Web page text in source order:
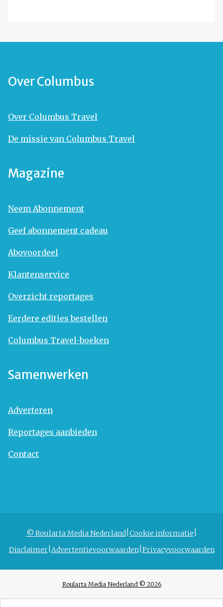
Over Columbus
Over Columbus Travel
De missie van Columbus Travel
Magazine
Neem Abonnement
Geef abonnement cadeau
Abovoordeel
Klantenservice
Overzicht reportages
Eerdere edities bestellen
Columbus Travel-boeken
Samenwerken
Adverteren
Reportages aanbieden
Contact
© Roularta Media Nederland Cookie informatie
Disclaimer Advertentievoorwaarden Privacyvoorwaarden
Roularta Media Nederland © 2026